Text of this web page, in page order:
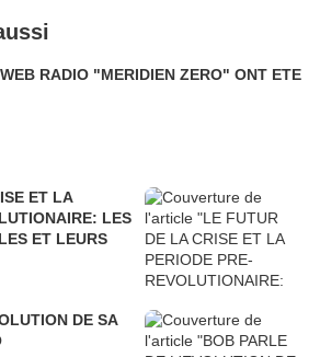
RADIO "MERIDIEN ZERO" ONT ETE
ET LA
LES
ET LEURS
DE SA